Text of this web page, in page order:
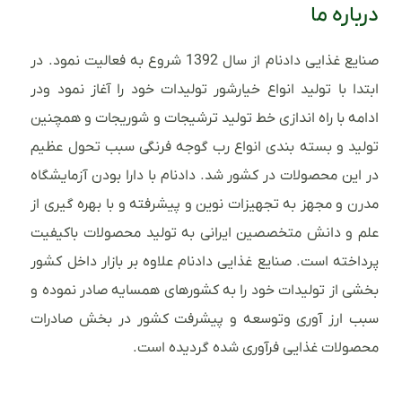
درباره ما
صنایع غذایی دادنام از سال 1392 شروع به فعالیت نمود. در
ابتدا با تولید انواع خیارشور تولیدات خود را آغاز نمود ودر
ادامه با راه اندازی خط تولید ترشیجات و شوریجات و همچنین
تولید و بسته بندی انواع رب گوجه فرنگی سبب تحول عظیم
در این محصولات در کشور شد. دادنام با دارا بودن آزمایشگاه
مدرن و مجهز به تجهیزات نوین و پیشرفته و با بهره گیری از
علم و دانش متخصصین ایرانی به تولید محصولات باکیفیت
پرداخته است. صنایع غذایی دادنام علاوه بر بازار داخل کشور
بخشی از تولیدات خود را به کشورهای همسایه صادر نموده و
سبب ارز آوری وتوسعه و پیشرفت کشور در بخش صادرات
محصولات غذایی فرآوری شده گردیده است.